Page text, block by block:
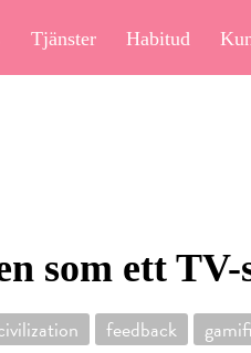
Tjänster Habitud
som ett TV-
feedback